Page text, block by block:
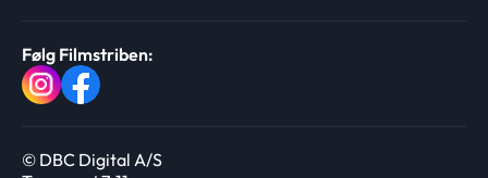
Følg Filmstriben:
© DBC Digital A/S